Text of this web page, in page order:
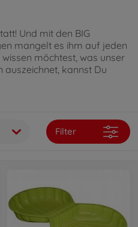
Und mit den BIG
mangelt es ihm auf jeden
möchtest, was unser
kannst Du
Filter